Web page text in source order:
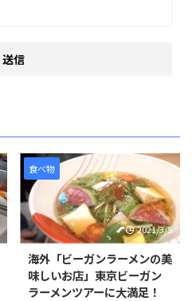
食べ物
2021/3/5
海外「ビーガンラーメンの美
味しいお店」東京ビーガン
ラーメンツアーに大満足！